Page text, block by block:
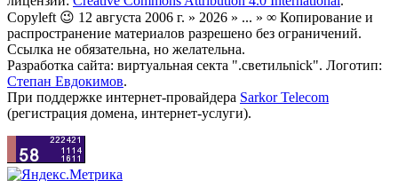
Copyleft 😉 12 августа 2006 г. » 2026 » ... » ∞ Копирование и
распространение материалов разрешено без ограничений.
Ссылка не обязательна, но желательна.
Разработка сайта: виртуальная секта ".светильnick". Логотип:
Степан Евдокимов.
При поддержке интернет-провайдера Sarkor Telecom
(регистрация домена, интернет-услуги).